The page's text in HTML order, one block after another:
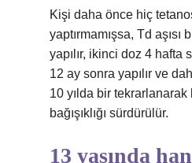
Kişi daha önce hiç
yaptırmamışsa, Td
yapılır, ikinci doz 4 hafta
12 ay sonra yapılır ve
10 yılda bir
bağışıklığı sürdürülür.
13 yaşında